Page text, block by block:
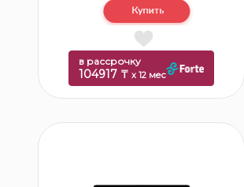
в рассрочку
104917 ₸ x 12 мес